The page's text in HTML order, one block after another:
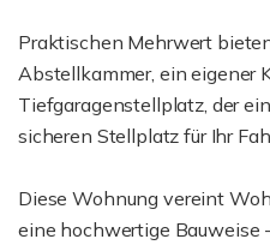
Praktischen Mehrwert
Abstellkammer, ein eigener
Tiefgaragenstellplatz, der
sicheren Stellplatz für Ihr
Diese Wohnung vereint
eine hochwertige Bauweise